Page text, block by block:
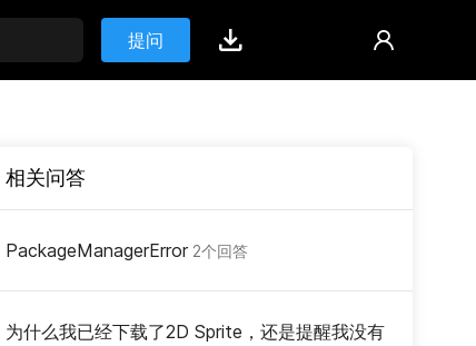
提问
相关问答
PackageManagerError 2个回答
为什么我已经下载了2D Sprite，还是提醒我没有